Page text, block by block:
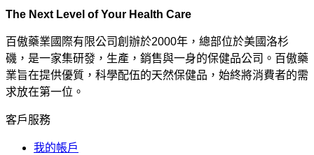
The Next Level of Your Health Care
百傲藥業國際有限公司創辦於2000年，總部位於美國洛杉
磯，是一家集研發，生產，銷售與一身的保健品公司。百傲藥
業旨在提供優質，科學配伍的天然保健品，始終將消費者的需
求放在第一位。
客戶服務
我的帳戶